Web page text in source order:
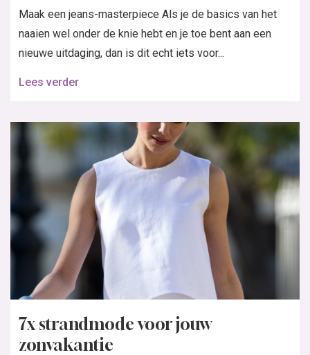
Maak een jeans-masterpiece Als je de basics van het
naaien wel onder de knie hebt en je toe bent aan een
nieuwe uitdaging, dan is dit echt iets voor...
Lees verder
7x strandmode voor jouw
zonvakantie